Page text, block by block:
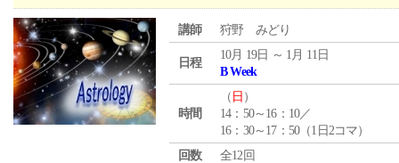
講師 狩野 みどり
日程
10月 19日 ～ 1月 11日
B Week
時間
（ 日 ）
14：50～16：10／
16：30～17：50（1日2コマ）
回数
全12回